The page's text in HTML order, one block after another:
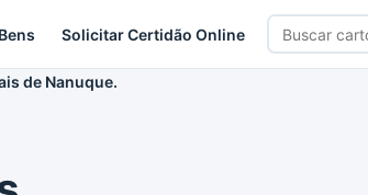
Solicitar Certidão Online
Buscar
cartório
de Nanuque.